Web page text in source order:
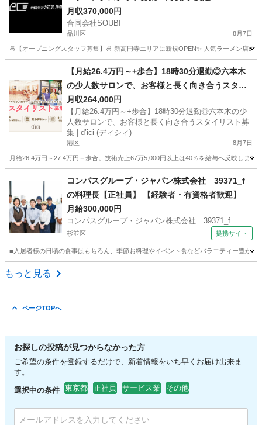
月収370,000円
合同会社SOUBI
品川区 8月7日
🍜【オープニングスタッフ募集】🍜 新高円寺エリアに新規OPEN✨ 人気ラーメン
飲食 社会保険
【月給26.4万円～+歩合】18時30分退勤◎六本木
の少人数サロンで、お客様と長く向き合うスタイ
リスト募集 | d’ici (ディシィ)
月収264,000円
【月給26.4万円～+歩合】18時30分退勤◎六本木の少
人数サロンで、お客様と長く向き合うスタイリスト募
集 | d’ici (ディシィ)
港区 8月7日
月給26.4万円～27.4万円＋歩合。技術売上67万5,000円以上は40％を給与へ反映しま
コンパスグループ・ジャパン株式会社 39371_f
の料理長【正社員】 【経験者・有資格者歓迎】
月給300,000円
コンパスグループ・ジャパン株式会社 39371_f
杉並区 提携サイト
■入居者様の日頃の食事はもちろん、季節お料理やイベント食などバラエティー豊か
東京 杉並区
もっと見る
ページTOPへ
お探しの投稿が見つからなかった方
ご希望の条件を登録するだけで、新着情報をいち早くお届け出来ま
す。
選択中の条件 東京都 正社員 サービス業 その他